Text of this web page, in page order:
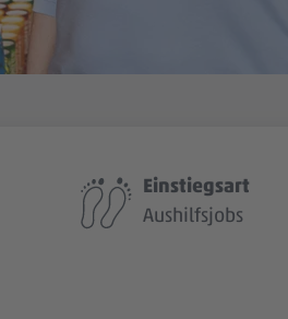
Einstiegsart
Aushilfsjobs